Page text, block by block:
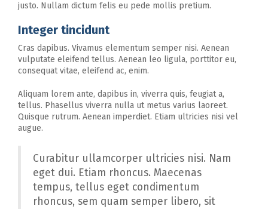
justo. Nullam dictum felis eu pede mollis pretium.
Integer tincidunt
Cras dapibus. Vivamus elementum semper nisi. Aenean
vulputate eleifend tellus. Aenean leo ligula, porttitor eu,
consequat vitae, eleifend ac, enim.
Aliquam lorem ante, dapibus in, viverra quis, feugiat a,
tellus. Phasellus viverra nulla ut metus varius laoreet.
Quisque rutrum. Aenean imperdiet. Etiam ultricies nisi vel
augue.
Curabitur ullamcorper ultricies nisi. Nam
eget dui. Etiam rhoncus. Maecenas
tempus, tellus eget condimentum
rhoncus, sem quam semper libero, sit